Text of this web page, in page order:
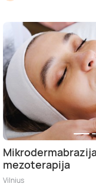
mezoterapija
Vilnius